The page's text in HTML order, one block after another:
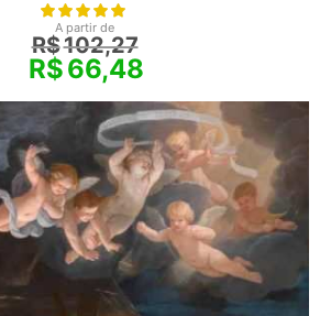
A partir de
R$102,27
R$66,48